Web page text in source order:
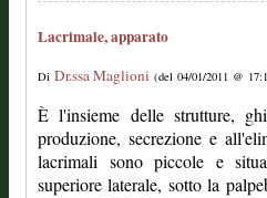
Lacrimale, apparato
Di Dr.ssa Maglioni (del 04/01/2011 @
È l'insieme delle strutture,
produzione, secrezione e
lacrimali sono piccole e
superiore laterale, sotto la